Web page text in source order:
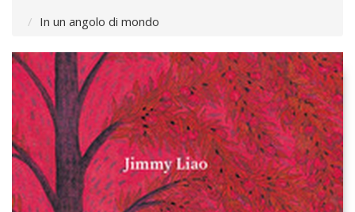
In un angolo di mondo